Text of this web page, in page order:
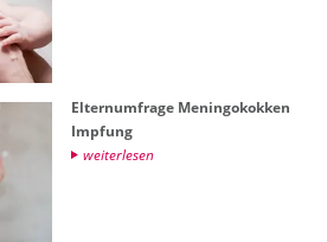
El­tern­um­fra­ge Me­nin­go­kok­ken
Imp­fung
wei­ter­le­sen